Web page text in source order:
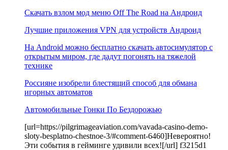
Скачать взлом мод меню Off The Road на Андроид
Лучшие приложения VPN для устройств Андроид
На Android можно бесплатно скачать автосимулятор с
открытым миром, где дадут погонять на тяжелой
технике
Россияне изобрели блестящий способ для обмана
игорных автоматов
Автомобильные Гонки По Бездорожью
[url=https://pilgrimageaviation.com/vavada-casino-demo-
sloty-besplatno-chestnoe-3/#comment-6460]Невероятно!
Эти события в гейминге удивили всех![/url] f3215d1